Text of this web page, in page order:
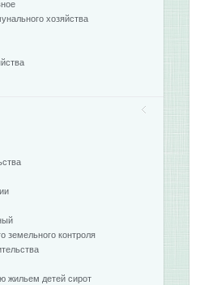
хозяйства
земельного контроля
жильем детей сирот